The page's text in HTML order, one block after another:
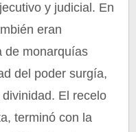
y judicial. En
eran
de monarquías
del poder surgía,
El recelo
terminó con la